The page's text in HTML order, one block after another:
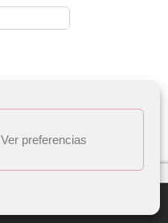
Ver preferencias